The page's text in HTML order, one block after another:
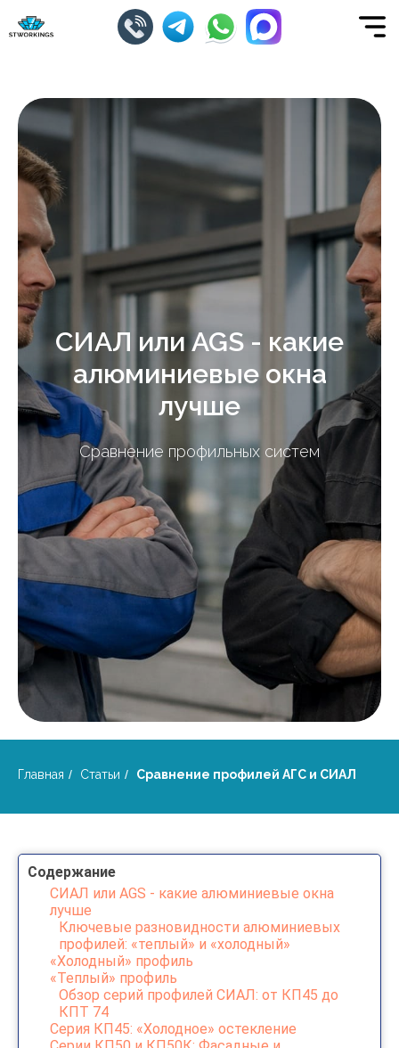
СИАЛ или AGS - какие
алюминиевые окна
лучше
Сравнение профильных систем
Главная / Статьи / Сравнение профилей АГС и СИАЛ
Содержание
СИАЛ или AGS - какие алюминиевые окна
лучше
Ключевые разновидности алюминиевых
профилей: «теплый» и «холодный»
«Холодный» профиль
«Теплый» профиль
Обзор серий профилей СИАЛ: от КП45 до
КПТ 74
Серия КП45: «Холодное» остекление